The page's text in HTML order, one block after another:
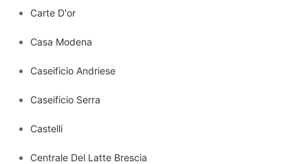
Carte D'or
Casa Modena
Caseificio Andriese
Caseificio Serra
Castelli
Centrale Del Latte Brescia